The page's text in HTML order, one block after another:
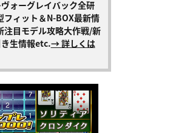
ォーグレイバック全研
フィット＆N-BOX最新情
注目モデル攻略大作戦/新
生情報etc.→ 詳しくは